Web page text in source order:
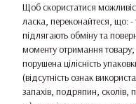
Щоб скористатися
ласка, переконайтеся, що: -
підлягають обміну та
моменту отримання товару;
порушена цілісність
(відсутність ознак
запахів, подряпин, сколів,